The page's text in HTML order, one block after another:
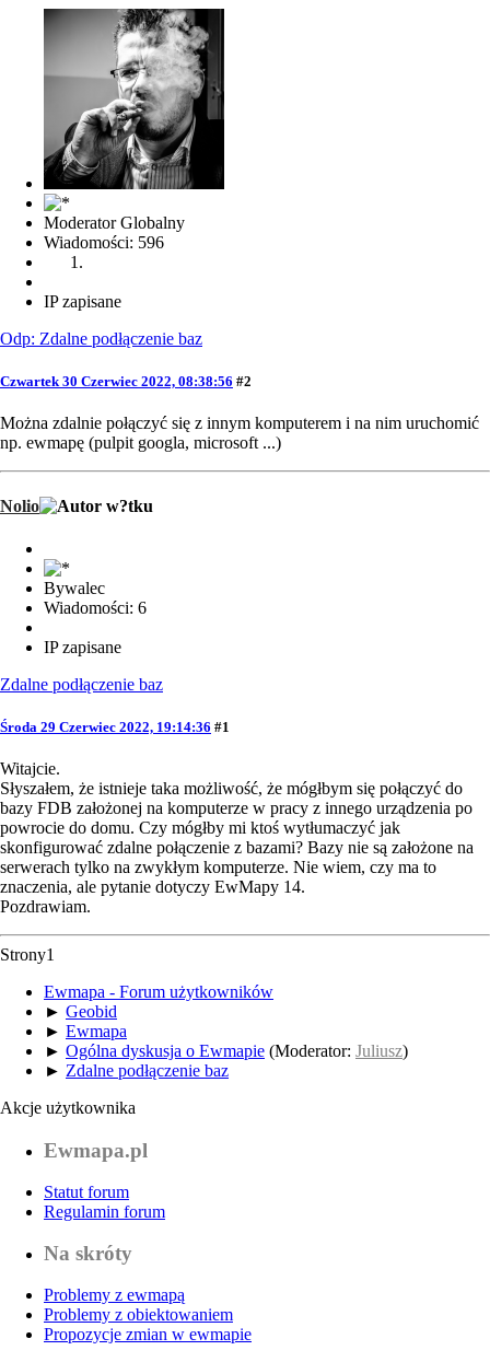
Moderator Globalny
Wiadomości: 596
IP zapisane
Odp: Zdalne podłączenie baz
Czwartek 30 Czerwiec 2022, 08:38:56 #2
Można zdalnie połączyć się z innym komputerem i na nim uruchomić
np. ewmapę (pulpit googla, microsoft ...)
Nolio
Bywalec
Wiadomości: 6
IP zapisane
Zdalne podłączenie baz
Środa 29 Czerwiec 2022, 19:14:36 #1
Witajcie.
Słyszałem, że istnieje taka możliwość, że mógłbym się połączyć do
bazy FDB założonej na komputerze w pracy z innego urządzenia po
powrocie do domu. Czy mógłby mi ktoś wytłumaczyć jak
skonfigurować zdalne połączenie z bazami? Bazy nie są założone na
serwerach tylko na zwykłym komputerze. Nie wiem, czy ma to
znaczenia, ale pytanie dotyczy EwMapy 14.
Pozdrawiam.
Strony1
Ewmapa - Forum użytkowników
► Geobid
► Ewmapa
► Ogólna dyskusja o Ewmapie (Moderator: Juliusz)
► Zdalne podłączenie baz
Akcje użytkownika
Ewmapa.pl
Statut forum
Regulamin forum
Na skróty
Problemy z ewmapą
Problemy z obiektowaniem
Propozycje zmian w ewmapie